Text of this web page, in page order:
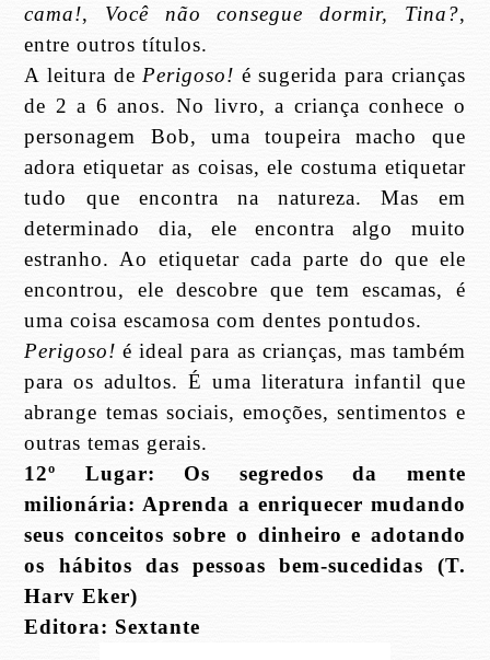
cama!, Você não consegue dormir, Tina?,
entre outros títulos.
A leitura de Perigoso! é sugerida para crianças
de 2 a 6 anos. No livro, a criança conhece o
personagem Bob, uma toupeira macho que
adora etiquetar as coisas, ele costuma etiquetar
tudo que encontra na natureza. Mas em
determinado dia, ele encontra algo muito
estranho. Ao etiquetar cada parte do que ele
encontrou, ele descobre que tem escamas, é
uma coisa escamosa com dentes pontudos.
Perigoso! é ideal para as crianças, mas também
para os adultos. É uma literatura infantil que
abrange temas sociais, emoções, sentimentos e
outras temas gerais.
12º Lugar: Os segredos da mente
milionária: Aprenda a enriquecer mudando
seus conceitos sobre o dinheiro e adotando
os hábitos das pessoas bem-sucedidas (T.
Harv Eker)
Editora: Sextante